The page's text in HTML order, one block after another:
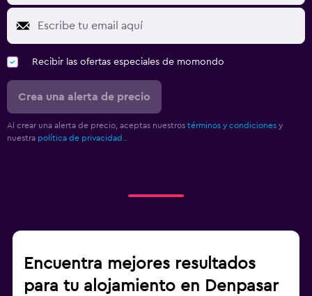
Recibir las ofertas especiales de momondo
Crea una alerta de precio
Al crear una alerta de precio, aceptas nuestros términos y condiciones y
nuestra política de privacidad..
Encuentra mejores resultados
para tu alojamiento en Denpasar